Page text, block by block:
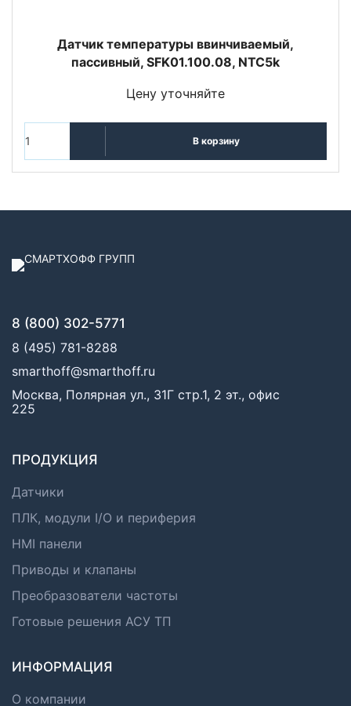
Датчик температуры ввинчиваемый,
пассивный, SFK01.100.08, NTC5k
Цену уточняйте
В корзину
8 (800) 302-5771
8 (495) 781-8288
smarthoff@smarthoff.ru
Москва, Полярная ул., 31Г стр.1, 2 эт., офис
225
ПРОДУКЦИЯ
Датчики
ПЛК, модули I/O и периферия
HMI панели
Приводы и клапаны
Преобразователи частоты
Готовые решения АСУ ТП
ИНФОРМАЦИЯ
О компании